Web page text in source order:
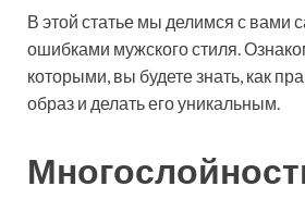
В этой статье мы делимся с
ошибками мужского стиля.
которыми, вы будете знать, как
образ и делать его уникальным.